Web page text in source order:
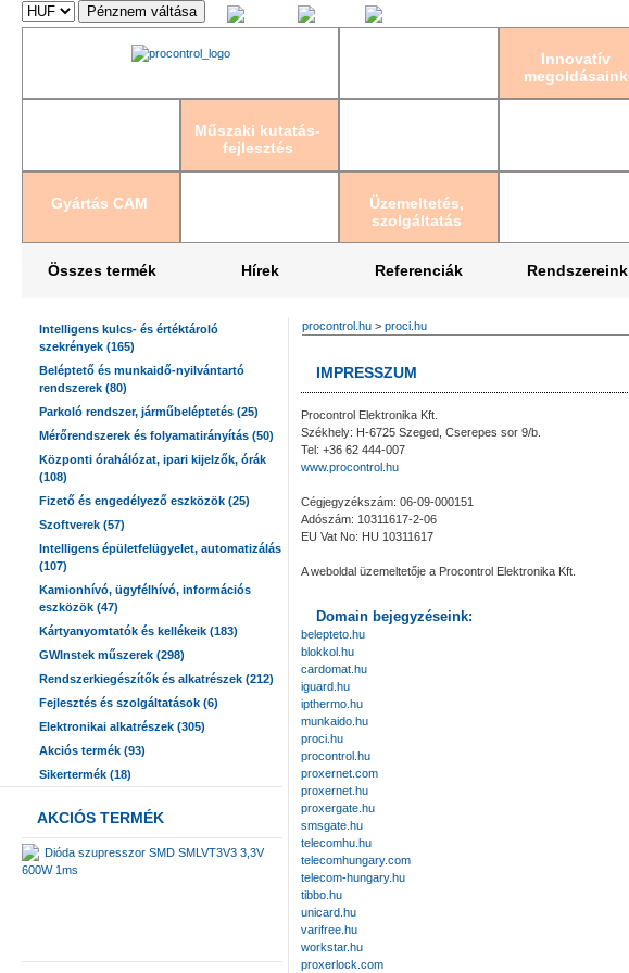
Innovatív
megoldásaink
Műszaki kutatás-
fejlesztés
Gyártás CAM
Üzemeltetés,
szolgáltatás
Összes termék Hírek Referenciák Rendszereink
Intelligens kulcs- és értéktároló
szekrények (165)
Beléptető és munkaidő-nyilvántartó
rendszerek (80)
Parkoló rendszer, járműbeléptetés (25)
Mérőrendszerek és folyamatirányítás (50)
Központi órahálózat, ipari kijelzők, órák
(108)
Fizető és engedélyező eszközök (25)
Szoftverek (57)
Intelligens épületfelügyelet, automatizálás
(107)
Kamionhívó, ügyfélhívó, információs
eszközök (47)
Kártyanyomtatók és kellékeik (183)
GWInstek műszerek (298)
Rendszerkiegészítők és alkatrészek (212)
Fejlesztés és szolgáltatások (6)
Elektronikai alkatrészek (305)
Akciós termék (93)
Sikertermék (18)
AKCIÓS TERMÉK
Dióda szupresszor SMD SMLVT3V3 3,3V
600W 1ms
procontrol.hu > proci.hu
IMPRESSZUM
Procontrol Elektronika Kft.
Székhely: H-6725 Szeged, Cserepes sor 9/b.
Tel: +36 62 444-007
www.procontrol.hu
Cégjegyzékszám: 06-09-000151
Adószám: 10311617-2-06
EU Vat No: HU 10311617
A weboldal üzemeltetője a Procontrol Elektronika Kft.
Domain bejegyzéseink:
belepteto.hu
blokkol.hu
cardomat.hu
iguard.hu
ipthermo.hu
munkaido.hu
proci.hu
procontrol.hu
proxernet.com
proxernet.hu
proxergate.hu
smsgate.hu
telecomhu.hu
telecomhungary.com
telecom-hungary.hu
tibbo.hu
unicard.hu
varifree.hu
workstar.hu
proxerlock.com